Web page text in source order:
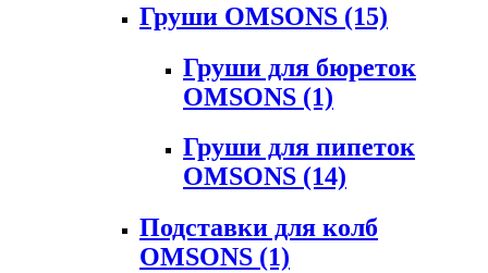
Груши OMSONS (15)
Груши для бюреток
OMSONS (1)
Груши для пипеток
OMSONS (14)
Подставки для колб
OMSONS (1)